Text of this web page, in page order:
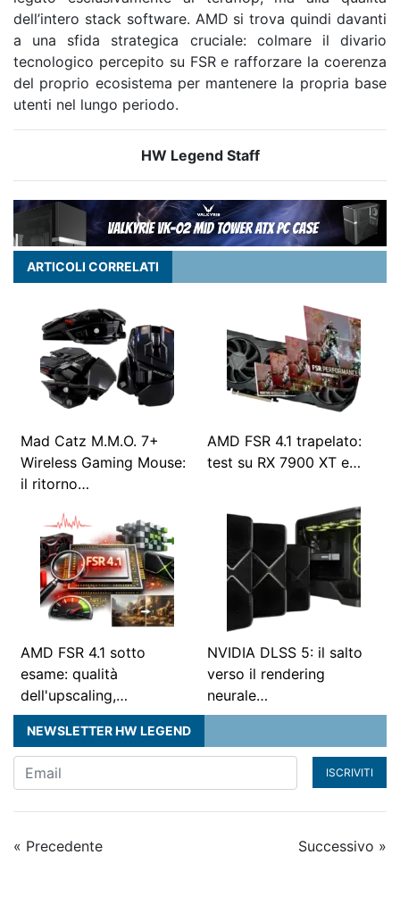
dell’intero stack software. AMD si trova quindi davanti
a una sfida strategica cruciale: colmare il divario
tecnologico percepito su FSR e rafforzare la coerenza
del proprio ecosistema per mantenere la propria base
utenti nel lungo periodo.
HW Legend Staff
ARTICOLI CORRELATI
Mad Catz M.M.O. 7+
Wireless Gaming Mouse:
il ritorno…
AMD FSR 4.1 trapelato:
test su RX 7900 XT e…
AMD FSR 4.1 sotto
esame: qualità
dell'upscaling,…
NVIDIA DLSS 5: il salto
verso il rendering
neurale…
NEWSLETTER HW LEGEND
ISCRIVITI
« Precedente Successivo »